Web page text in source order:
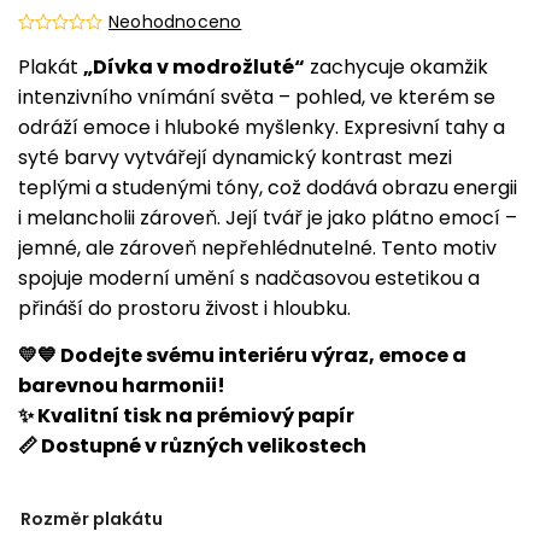
Neohodnoceno
Plakát „Dívka v modrožluté“ zachycuje okamžik
intenzivního vnímání světa – pohled, ve kterém se
odráží emoce i hluboké myšlenky. Expresivní tahy a
syté barvy vytvářejí dynamický kontrast mezi
teplými a studenými tóny, což dodává obrazu energii
i melancholii zároveň. Její tvář je jako plátno emocí –
jemné, ale zároveň nepřehlédnutelné. Tento motiv
spojuje moderní umění s nadčasovou estetikou a
přináší do prostoru živost i hloubku.
💛💙 Dodejte svému interiéru výraz, emoce a
barevnou harmonii!
✨ Kvalitní tisk na prémiový papír
📏 Dostupné v různých velikostech
Rozměr plakátu